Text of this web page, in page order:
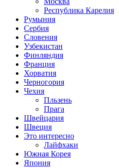
Республика Карелия
Румыния
Сербия
Словения
Узбекистан
Финляндия
Франция
Хорватия
Черногория
Чехия
Пльзень
Прага
Швейцария
Швеция
Это интересно
Лайфхаки
Южная Корея
Япония